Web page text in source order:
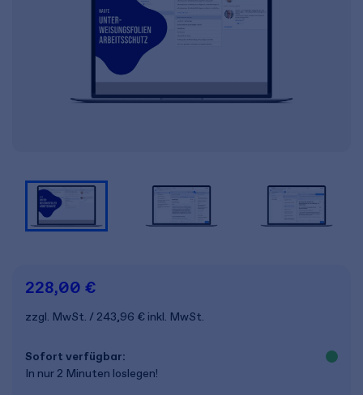
228,00 €
zzgl. MwSt. 243,96 € inkl. MwSt.
Sofort verfügbar:
In nur 2 Minuten loslegen!